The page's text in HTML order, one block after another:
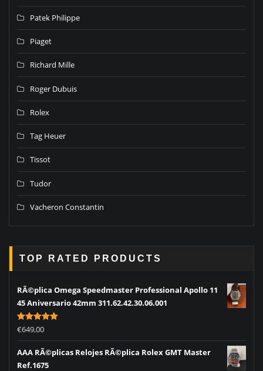
Patek Philippe
Piaget
Richard Mille
Roger Dubuis
Rolex
Tag Heuer
Tissot
Tudor
Vacheron Constantin
TOP RATED PRODUCTS
RÃ©plica Omega Speedmaster Professional Apollo 11
45 Aniversario 42mm 311.62.42.30.06.001
Rated5.00
out of 5
€649,00
AAA RÃ©plicas Relojes RÃ©plica Rolex GMT Master
Ref.1675